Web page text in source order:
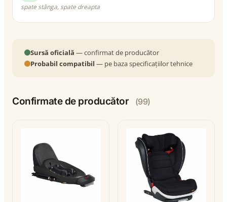
spate stânga, spate dreapta
Sursă oficială — confirmat de producător
Probabil compatibil — pe baza specificațiilor tehnice
Confirmate de producător (99)